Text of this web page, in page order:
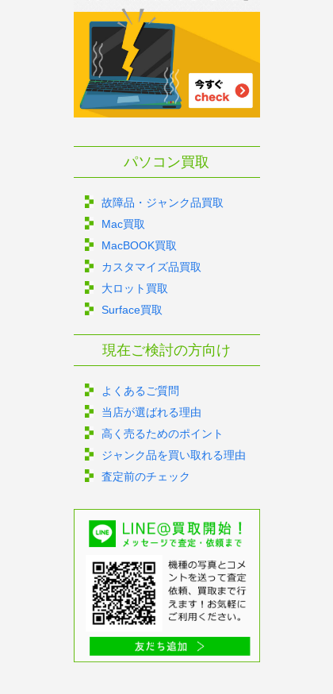
パソコン買取
故障品・ジャンク品買取
Mac買取
MacBOOK買取
カスタマイズ品買取
大ロット買取
Surface買取
現在ご検討の方向け
よくあるご質問
当店が選ばれる理由
高く売るためのポイント
ジャンク品を買い取れる理由
査定前のチェック